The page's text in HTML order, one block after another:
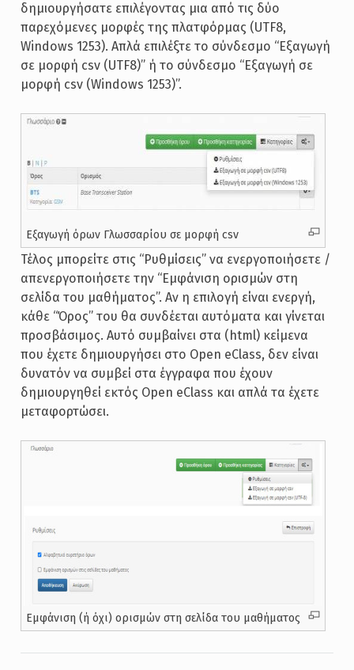
δημιουργήσατε επιλέγοντας μια από τις δύο
παρεχόμενες μορφές της πλατφόρμας (UTF8,
Windows 1253). Απλά επιλέξτε το σύνδεσμο “Εξαγωγή
σε μορφή csv (UTF8)” ή το σύνδεσμο “Εξαγωγή σε
μορφή csv (Windows 1253)”.
Εξαγωγή όρων Γλωσσαρίου σε μορφή csv
Τέλος μπορείτε στις “Ρυθμίσεις” να ενεργοποιήσετε /
απενεργοποιήσετε την “Εμφάνιση ορισμών στη
σελίδα του μαθήματος”. Αν η επιλογή είναι ενεργή,
κάθε “Όρος” του θα συνδέεται αυτόματα και γίνεται
προσβάσιμος. Αυτό συμβαίνει στα (html) κείμενα
που έχετε δημιουργήσει στο Open eClass, δεν είναι
δυνατόν να συμβεί στα έγγραφα που έχουν
δημιουργηθεί εκτός Open eClass και απλά τα έχετε
μεταφορτώσει.
Εμφάνιση (ή όχι) ορισμών στη σελίδα του μαθήματος